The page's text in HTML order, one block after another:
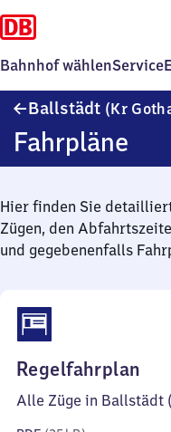
Bahnhof wählenService
Ballstädt (Kr
Fahrpläne
Hier finden Sie
Zügen, den
und gegebenenfalls
Regelfahrplan
35
Alle Züge in Ballstädt